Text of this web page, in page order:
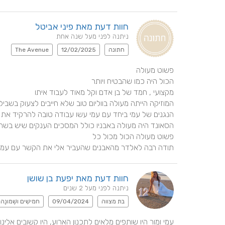
חוות דעת מאת פיני אביטל
ניתנה לפני מעל שנה אחת
חתונה 12/02/2025
The Avenue
תודה רבה לאלדר מהאבנים שהעביר אלי את הקשר עם עמי
חוות דעת מאת יפעת בן שושן
ניתנה לפני מעל 2 שנים
בת מצווה 09/04/2024 חמישִׁים ושְׁמונֶה